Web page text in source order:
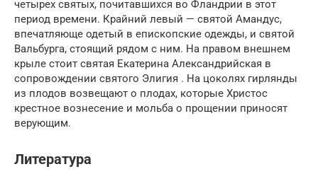
четырех святых, почитавшихся во Фландрии в этот
период времени. Крайний левый — святой Амандус,
впечатляюще одетый в епископские одежды, и святой
Вальбурга, стоящий рядом с ним. На правом внешнем
крыле стоит святая Екатерина Александрийская в
сопровождении святого Элигия . На цоколях гирлянды
из плодов возвещают о плодах, которые Христос
крестное вознесение и мольба о прощении приносят
верующим.
Литература